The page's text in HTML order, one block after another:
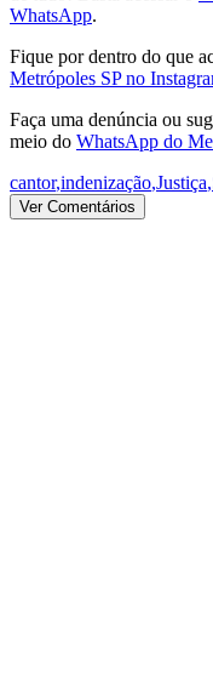
WhatsApp.
Fique por dentro do que
Metrópoles SP no
Faça uma denúncia ou
meio do WhatsApp do
cantor,indenização,Justiça,
Ver Comentários